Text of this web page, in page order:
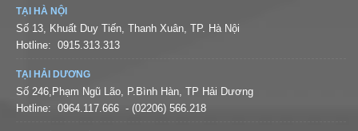
TẠI HÀ NỘI
Số 13, Khuất Duy Tiến, Thanh Xuân, TP. Hà Nội
Hotline: 0915.313.313
TẠI HẢI DƯƠNG
Số 246,Phạm Ngũ Lão, P.Bình Hàn, TP Hải Dương
Hotline: 0964.117.666 - (02206) 566.218